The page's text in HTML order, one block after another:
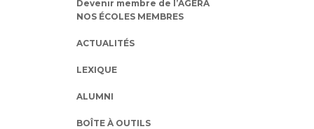
Devenir membre de l’AGERA
NOS ÉCOLES MEMBRES
ACTUALITÉS
LEXIQUE
ALUMNI
BOÎTE À OUTILS